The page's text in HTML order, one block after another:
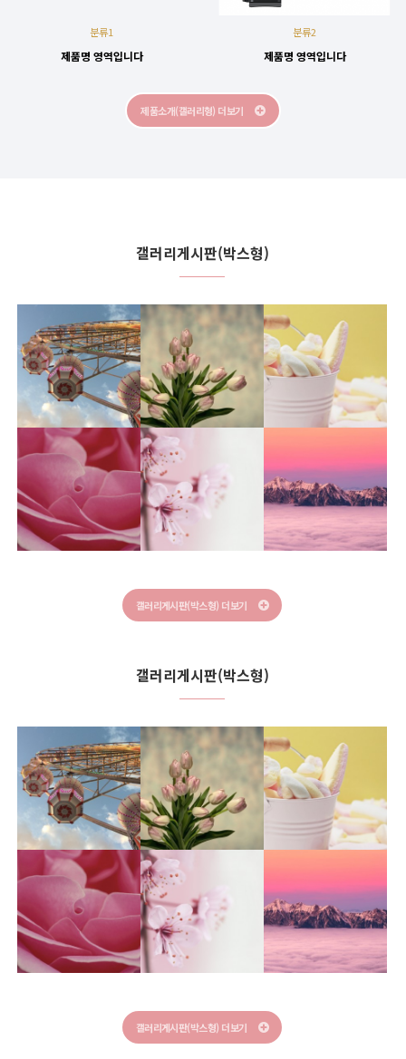
분류1
제품명 영역입니다
분류2
제품명 영역입니다
제품소개(갤러리형) 더보기
갤러리게시판(박스형)
갤러리게시판 갤러리게시판 갤러리 등록 테스트
갤러리게시판 공지사항입니다
갤러리게시판(박스형) 더보기
갤러리게시판(박스형)
갤러리게시판 갤러리게시판 갤러리 등록 테스트
갤러리게시판 공지사항입니다
갤러리게시판(박스형) 더보기